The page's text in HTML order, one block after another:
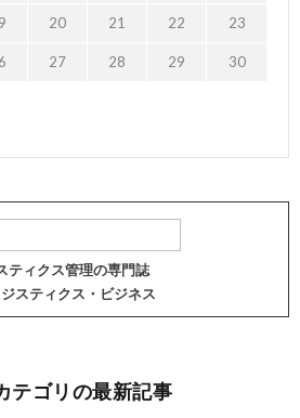
20 21 22 23
27 28 29 30
ティクス管理の専門誌
スティクス・ビジネス
テゴリの最新記事